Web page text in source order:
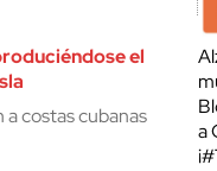
el
a costas cubanas
a